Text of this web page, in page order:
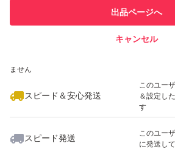
での取引
ません
スピード＆安心発送
このユー
＆設定し
す
スピード発送
このユー
に発送し
出品ページへ
キャンセル